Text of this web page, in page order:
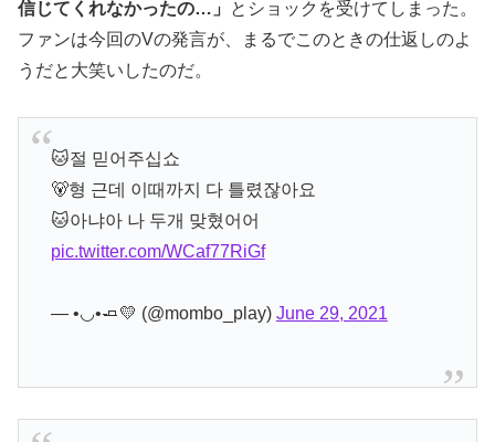
信じてくれなかったの…」
とショックを受けてしまった。
ファンは今回のVの発言が、まるでこのときの仕返しのよ
うだと大笑いしたのだ。
🐱절 믿어주십쇼
🐻형 근데 이때까지 다 틀렸잖아요
🐱아냐아 나 두개 맞혔어어
pic.twitter.com/WCaf77RiGf
— •◡•🧈💛 (@mombo_play) June 29, 2021